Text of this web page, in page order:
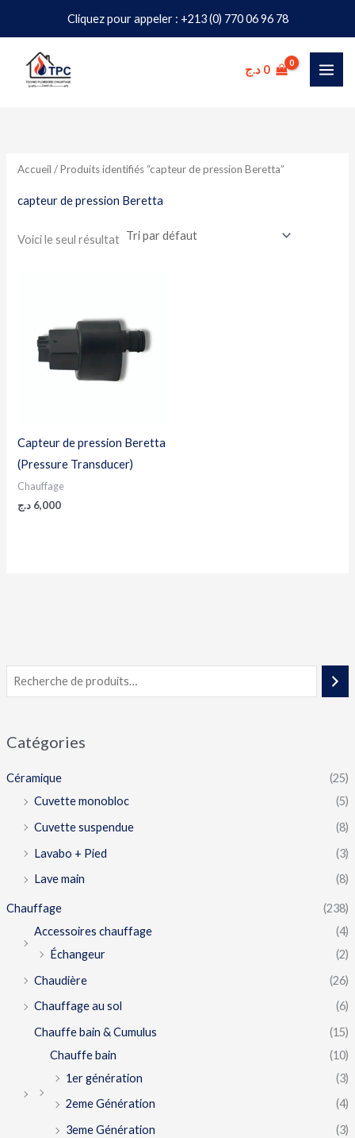
Cliquez pour appeler : +213 (0) 770 06 96 78
contenu
0 د.ج
Catégories
Céramique
(25)
Cuvette monobloc
(5)
Cuvette suspendue
(8)
Lavabo + Pied
(3)
Lave main
(8)
Chauffage
(238)
Accessoires chauffage
(4)
Échangeur
(2)
Chaudière
(26)
Chauffage au sol
(6)
Chauffe bain & Cumulus
(15)
Chauffe bain
(10)
1er génération
(3)
2eme Génération
(4)
3eme Génération
(3)
Accueil / Produits identifiés “capteur de pression Beretta”
capteur de pression Beretta
Voici le seul résultat
Capteur de pression Beretta
(Pressure Transducer)
Chauffage
6,000 د.ج